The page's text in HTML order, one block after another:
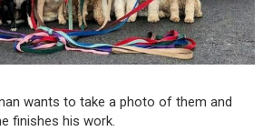
wants to take a photo of them and
finishes his work.